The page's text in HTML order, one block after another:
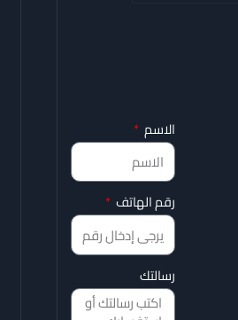
الاسم
رقم الهاتف
رسالتك